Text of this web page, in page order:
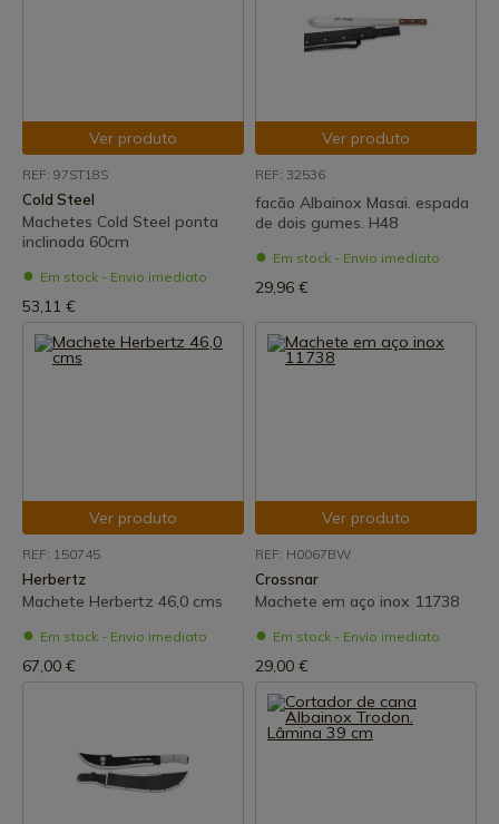
Ver produto
REF: 97ST18S
Cold Steel
Machetes Cold Steel ponta
inclinada 60cm
Em stock - Envio imediato
53,11 €
Ver produto
REF: 32536
facão Albainox Masai. espada
de dois gumes. H48
Em stock - Envio imediato
29,96 €
Ver produto
REF: 150745
Herbertz
Machete Herbertz 46,0 cms
Em stock - Envio imediato
67,00 €
Ver produto
REF: H0067BW
Crossnar
Machete em aço inox 11738
Em stock - Envio imediato
29,00 €